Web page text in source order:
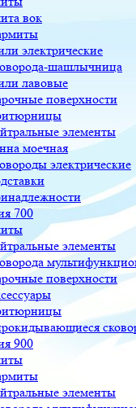
вок
электрические
шашлычница
лавовые
поверхности
элементы
моечная
электрические
700
элементы
поверхности
900
элементы